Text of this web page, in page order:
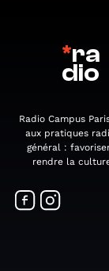
*ra
dio
Radio Campus
aux pratiques
général :
rendre la